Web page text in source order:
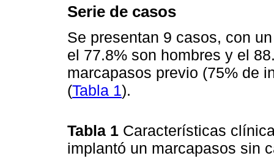
Serie de casos
Se presentan 9 casos, con
el 77.8% son hombres y el
marcapasos previo (75% de
(Tabla 1).
Tabla 1 Características
implantó un marcapasos sin